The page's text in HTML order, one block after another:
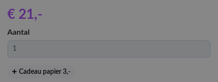
€ 21,-
Aantal
Cadeau papier 3,-